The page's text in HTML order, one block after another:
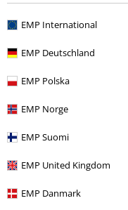
EMP International
EMP Deutschland
EMP Polska
EMP Norge
EMP Suomi
EMP United Kingdom
EMP Danmark
Kvalita
Design
Střih
Příliš úzké
Délka